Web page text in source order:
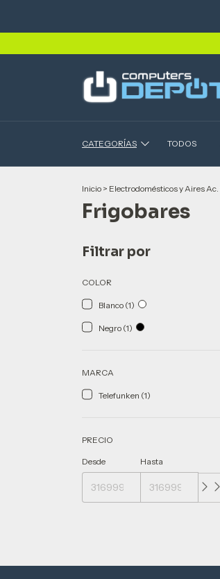
CATEGORÍAS TODOS
Inicio > Electrodomésticos y Aires Ac.
Frigobares
Filtrar por
COLOR
Blanco (1)
Negro (1)
MARCA
Telefunken (1)
PRECIO
Desde Hasta